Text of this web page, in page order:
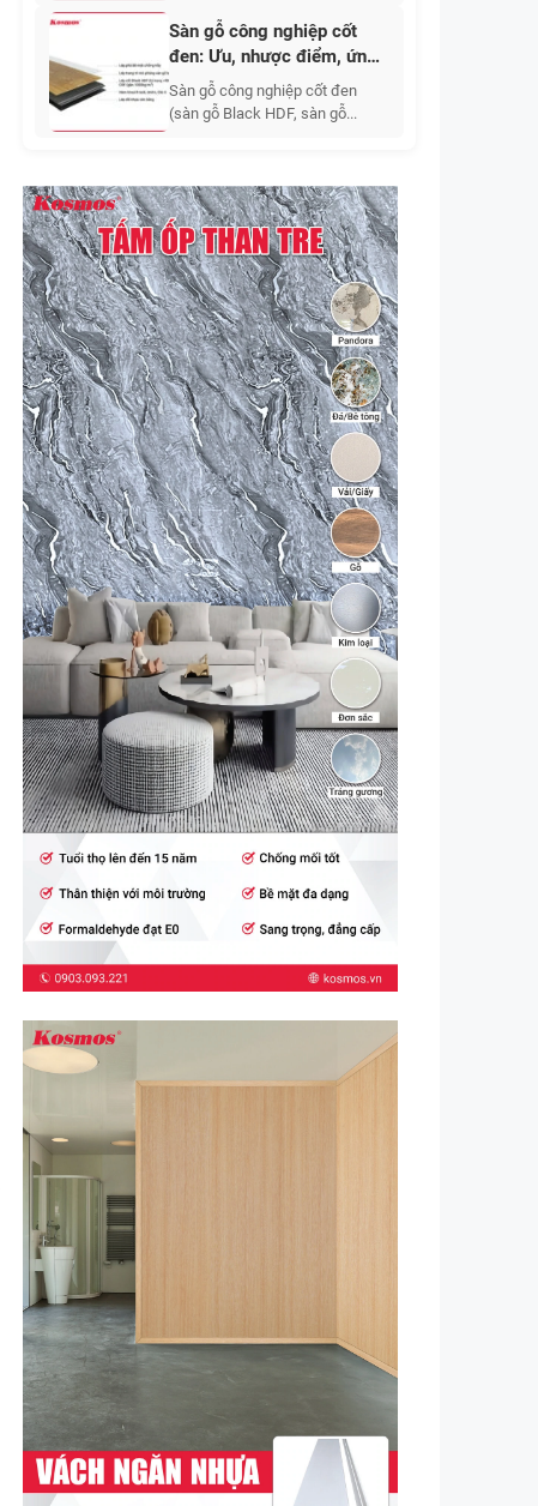
Sàn gỗ công nghiệp cốt
đen: Ưu, nhược điểm, ứng
dụng, báo giá 2026
Sàn gỗ công nghiệp cốt đen
(sàn gỗ Black HDF, sàn gỗ...